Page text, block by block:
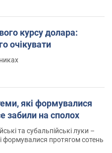
курсу долара:
очікувати
які формувалися
забили на сполох
та субальпійські луки –
формувалися протягом сотень